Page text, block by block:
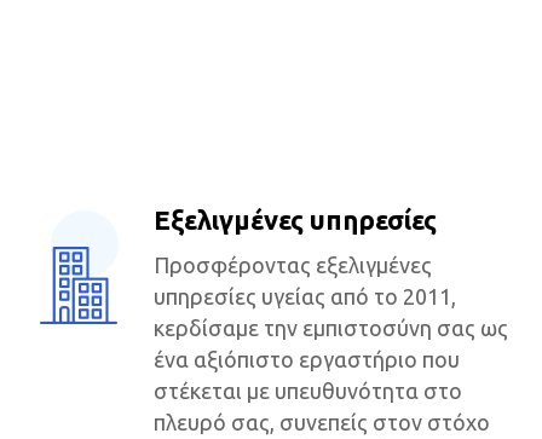
Εξελιγμένες υπηρεσίες
Προσφέροντας εξελιγμένες
υπηρεσίες υγείας από το 2011,
κερδίσαμε την εμπιστοσύνη σας ως
ένα αξιόπιστο εργαστήριο που
στέκεται με υπευθυνότητα στο
πλευρό σας, συνεπείς στον στόχο